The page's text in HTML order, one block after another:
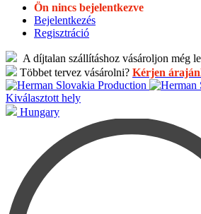
Ön nincs bejelentkezve
Bejelentkezés
Regisztráció
A díjtalan szállításhoz vásároljon még
Többet tervez vásárolni? Kérjen
Kiválasztott hely
Hungary